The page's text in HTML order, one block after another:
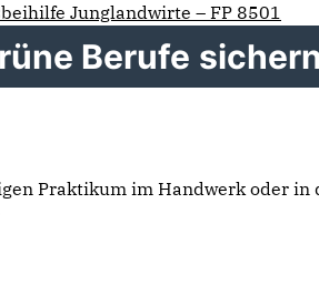
Junglandwirte – FP 8501
Berufe
Praktikum im Handwerk oder in